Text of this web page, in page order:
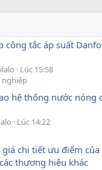
công tắc áp suất
Lúc 15:58
hệ thống nước nóng
Lúc 14:22
chi tiết ưu điểm của
thương hiệu khác